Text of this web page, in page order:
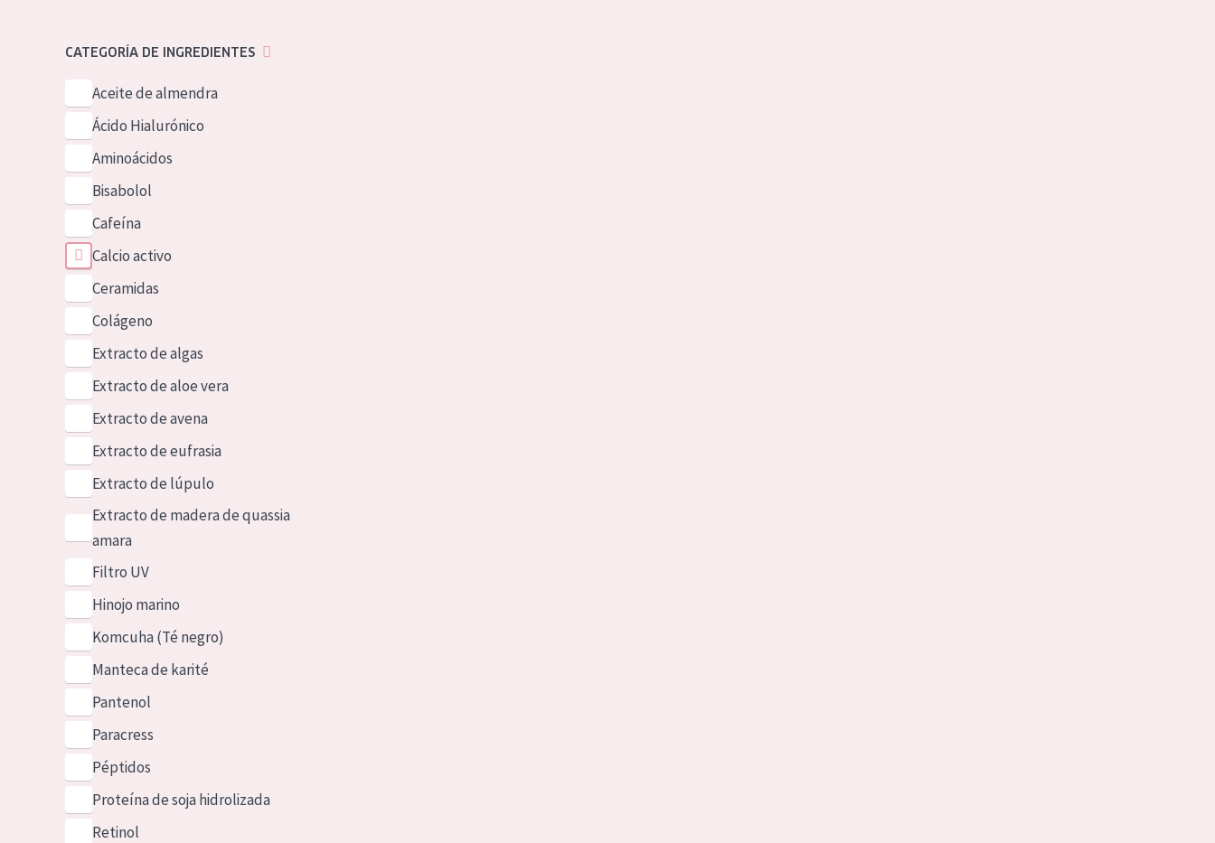
CATEGORÍA DE INGREDIENTES
Aceite de almendra
Ácido Hialurónico
Aminoácidos
Bisabolol
Cafeína
Calcio activo
Ceramidas
Colágeno
Extracto de algas
Extracto de aloe vera
Extracto de avena
Extracto de eufrasia
Extracto de lúpulo
Extracto de madera de quassia
amara
Filtro UV
Hinojo marino
Komcuha (Té negro)
Manteca de karité
Pantenol
Paracress
Péptidos
Proteína de soja hidrolizada
Retinol